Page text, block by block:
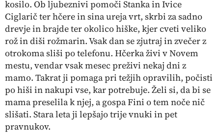
kosilo. Ob ljubeznivi pomoči Stanka in Ivice
Ciglarič ter hčere in sina ureja vrt, skrbi za sadno
drevje in brajde ter okolico hiške, kjer cveti veliko
rož in diši rožmarin. Vsak dan se zjutraj in zvečer z
otrokoma sliši po telefonu. Hčerka živi v Novem
mestu, vendar vsak mesec preživi nekaj dni z
mamo. Takrat ji pomaga pri težjih opravilih, počisti
po hiši in nakupi vse, kar potrebuje. Želi si, da bi se
mama preselila k njej, a gospa Fini o tem noče nič
slišati. Stara leta ji lepšajo trije vnuki in pet
pravnukov.